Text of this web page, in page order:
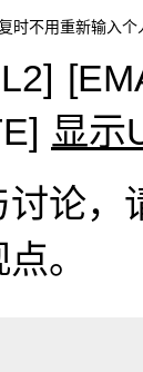
时不用重新输入个
显示
论，
。